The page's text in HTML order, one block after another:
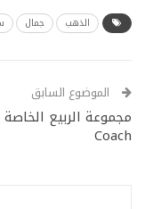
الذهب جمال
الموضوع السابق
مجموعة الربيع
Coach